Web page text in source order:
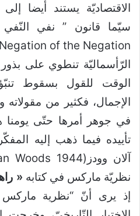
الاقتصاديّة يستند أيضا إلى
Negation of the Negation)
الرّأسماليّة تنطوي على
الوقت للقول بسقوط
الإجمال، فكثير من
في جوهر أمرها حتّى يومنا
تأييده فيما ذهب إليه
نظريّة ماركس في كتابه «
إذ يرى أنّ “نظرية